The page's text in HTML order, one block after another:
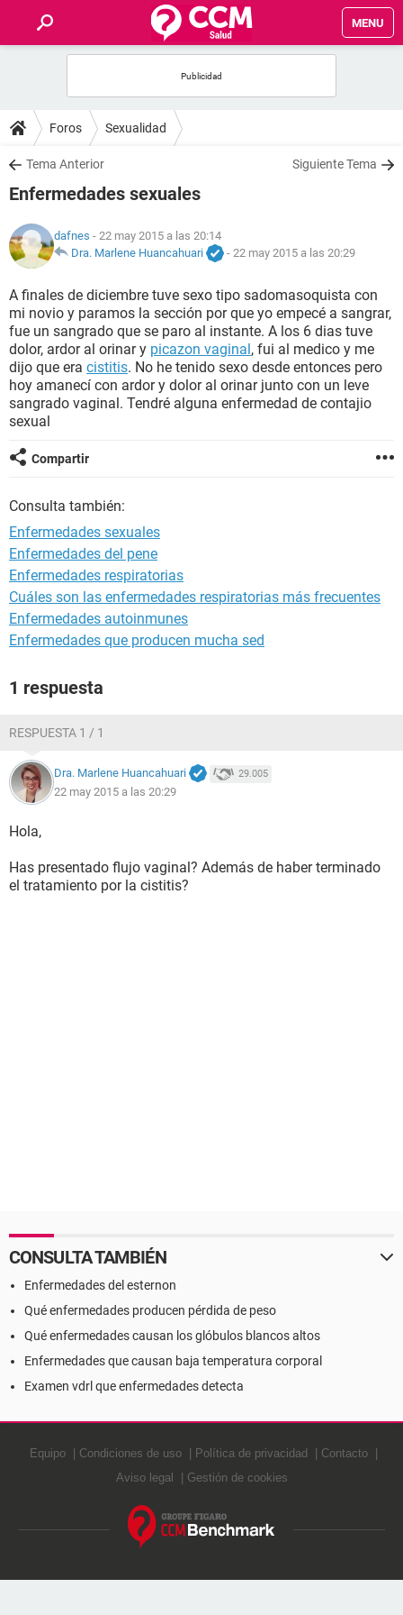
MENU
FOROS
SALUD
NUTRICIÓN
BIENESTAR
SEXUALIDAD
GLOSARIO
Foros Sexualidad
Tema Anterior Siguiente Tema
Enfermedades sexuales
dafnes - 22 may 2015 a las 20:14
Dra. Marlene Huancahuari
- 22 may 2015 a las 20:29
A finales de diciembre tuve sexo tipo sadomasoquista con
mi novio y paramos la sección por que yo empecé a sangrar,
fue un sangrado que se paro al instante. A los 6 dias tuve
dolor, ardor al orinar y picazon vaginal, fui al medico y me
dijo que era cistitis. No he tenido sexo desde entonces pero
hoy amanecí con ardor y dolor al orinar junto con un leve
sangrado vaginal. Tendré alguna enfermedad de contajio
sexual
Compartir
Consulta también:
Enfermedades sexuales
Enfermedades del pene
Enfermedades respiratorias
Cuáles son las enfermedades respiratorias más frecuentes
Enfermedades autoinmunes
Enfermedades que producen mucha sed
1 respuesta
RESPUESTA 1 / 1
Dra. Marlene Huancahuari 29.005
22 may 2015 a las 20:29
Hola,
Has presentado flujo vaginal? Además de haber terminado
el tratamiento por la cistitis?
CONSULTA TAMBIÉN
Enfermedades del esternon
Qué enfermedades producen pérdida de peso
Qué enfermedades causan los glóbulos blancos altos
Enfermedades que causan baja temperatura corporal
Examen vdrl que enfermedades detecta
Equipo Condiciones de uso Política de privacidad
Contacto
Aviso legal
Gestión de cookies